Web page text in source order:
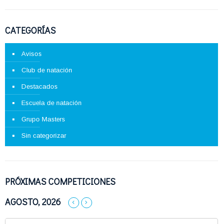
CATEGORÍAS
Avisos
Club de natación
Destacados
Escuela de natación
Grupo Masters
Sin categorizar
PRÓXIMAS COMPETICIONES
AGOSTO, 2026